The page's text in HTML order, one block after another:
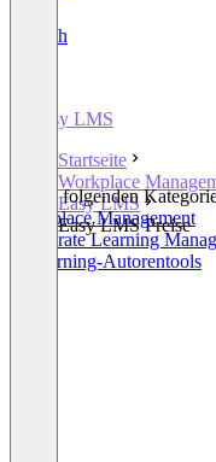
English
Easy LMS
Startseite
Workplace
Easy LMS
Easy LMS Preise
In den folgenden
Workplace Management
Corporate Learning
E-Learning-Autorentools